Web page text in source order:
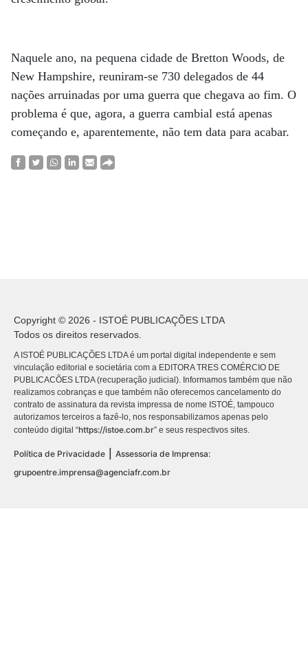
Naquele ano, na pequena cidade de Bretton Woods, de
New Hampshire, reuniram-se 730 delegados de 44
nações arruinadas por uma guerra que chegava ao fim. O
problema é que, agora, a guerra cambial está apenas
começando e, aparentemente, não tem data para acabar.
Copyright © 2026 - ISTOÉ PUBLICAÇÕES LTDA
Todos os direitos reservados.
A ISTOÉ PUBLICAÇÕES LTDA é um portal digital independente e sem
vinculação editorial e societária com a EDITORA TRES COMÉRCIO DE
PUBLICACÕES LTDA (recuperação judicial). Informamos também que não
realizamos cobranças e que também não oferecemos cancelamento do
contrato de assinatura da revista impressa de nome ISTOÉ, tampouco
autorizamos terceiros a fazê-lo, nos responsabilizamos apenas pelo
conteúdo digital “https://istoe.com.br” e seus respectivos sites.
Política de Privacidade
Assessoria de Imprensa:
grupoentre.imprensa@agenciafr.com.br